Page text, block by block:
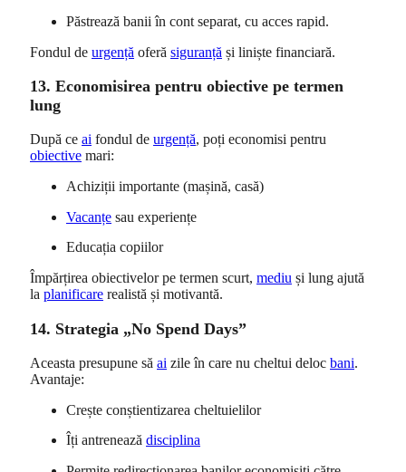
Păstrează banii în cont separat, cu acces rapid.
Fondul de urgență oferă siguranță și liniște financiară.
13. Economisirea pentru obiective pe termen
lung
După ce ai fondul de urgență, poți economisi pentru
obiective mari:
Achiziții importante (mașină, casă)
Vacanțe sau experiențe
Educația copiilor
Împărțirea obiectivelor pe termen scurt, mediu și lung ajută
la planificare realistă și motivantă.
14. Strategia „No Spend Days”
Aceasta presupune să ai zile în care nu cheltui deloc bani.
Avantaje:
Crește conștientizarea cheltuielilor
Îți antrenează disciplina